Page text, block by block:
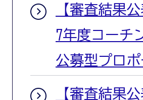
【審査結果
7年度コーチ
公募型プロ
【審査結果